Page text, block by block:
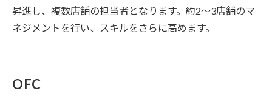
昇進し、複数店舗の担当者となります。約2〜3店舗のマ
ネジメントを行い、スキルをさらに高めます。
OFC